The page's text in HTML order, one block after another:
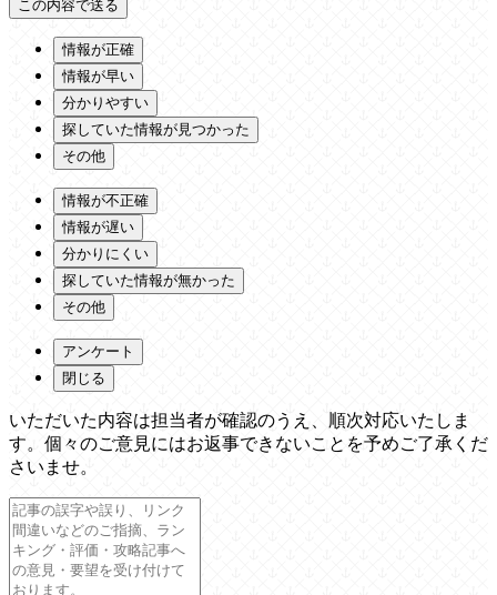
情報が正確
情報が早い
分かりやすい
探していた情報が見つかった
その他
情報が不正確
情報が遅い
分かりにくい
探していた情報が無かった
その他
アンケート
閉じる
いただいた内容は担当者が確認のうえ、順次対応いたしま
す。個々のご意見にはお返事できないことを予めご了承くだ
さいませ。